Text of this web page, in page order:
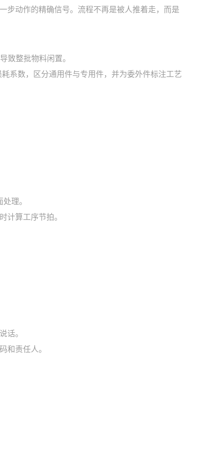
步动作的精确信号。流程不再是被人推着走，而是
致整批物料闲置。
系数，区分通用件与专用件，并为委外件标注工艺
理。
计算工序节拍。
话。
和责任人。